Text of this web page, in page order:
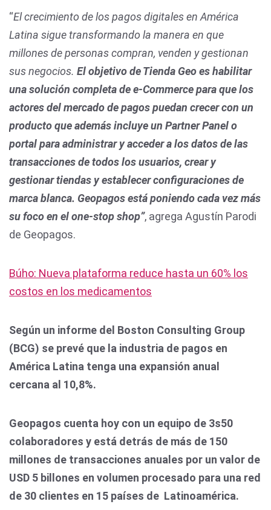
“El crecimiento de los pagos digitales en América
Latina sigue transformando la manera en que
millones de personas compran, venden y gestionan
sus negocios. El objetivo de Tienda Geo es habilitar
una solución completa de e-Commerce para que los
actores del mercado de pagos puedan crecer con un
producto que además incluye un Partner Panel o
portal para administrar y acceder a los datos de las
transacciones de todos los usuarios, crear y
gestionar tiendas y establecer configuraciones de
marca blanca. Geopagos está poniendo cada vez más
su foco en el one-stop shop”, agrega Agustín Parodi
de Geopagos.
Búho: Nueva plataforma reduce hasta un 60% los
costos en los medicamentos
Según un informe del Boston Consulting Group
(BCG) se prevé que la industria de pagos en
América Latina tenga una expansión anual
cercana al 10,8%.
Geopagos cuenta hoy con un equipo de 3s50
colaboradores y está detrás de más de 150
millones de transacciones anuales por un valor de
USD 5 billones en volumen procesado para una red
de 30 clientes en 15 países de Latinoamérica.